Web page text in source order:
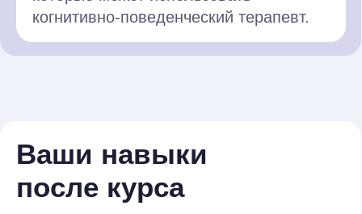
Когда стоит освоить
Начинаете консультировать